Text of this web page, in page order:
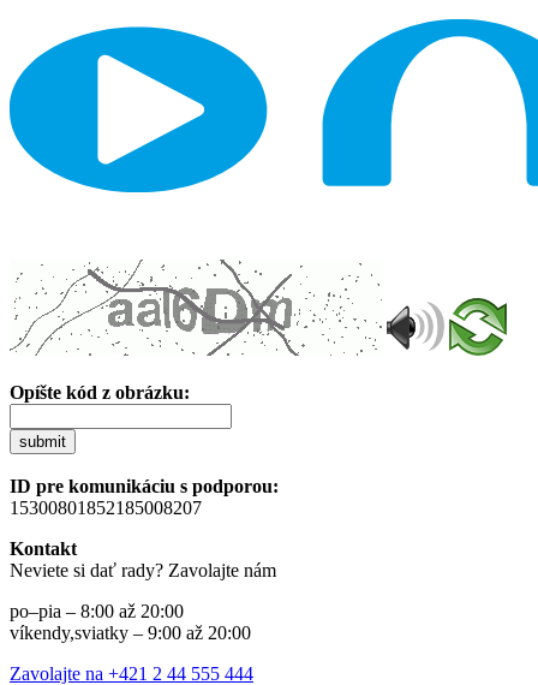
Opíšte kód z obrázku:
submit
ID pre komunikáciu s podporou:
15300801852185008207
Kontakt
Neviete si dať rady? Zavolajte nám
po–pia – 8:00 až 20:00
víkendy,sviatky – 9:00 až 20:00
Zavolajte na +421 2 44 555 444